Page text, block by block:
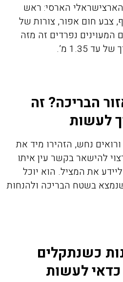
הארסי: ראש
צבע חום אפור, צורות של
המעוינים נפרדים זה מזה
1.35 מ’.
הבריכה? זה
לעשות
נחש, הזהירו מיד את
להישאר בקשר עין איתו
את המציל. הוא יוכל
בשטח הבריכה ולהנחות
כשנתקלים
לעשות